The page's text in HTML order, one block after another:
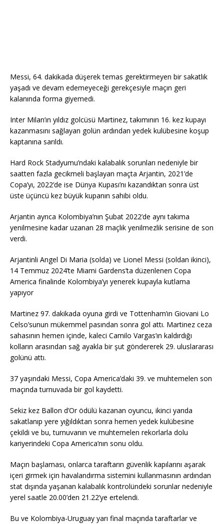
Messi, 64. dakikada düşerek temas gerektirmeyen bir sakatlık
yaşadı ve devam edemeyeceği gerekçesiyle maçın geri
kalanında forma giyemedi.
Inter Milan’ın yıldız golcüsü Martinez, takımının 16. kez kupayı
kazanmasını sağlayan golün ardından yedek kulübesine koşup
kaptanına sarıldı.
Hard Rock Stadyumu’ndaki kalabalık sorunları nedeniyle bir
saatten fazla gecikmeli başlayan maçta Arjantin, 2021’de
Copa’yı, 2022’de ise Dünya Kupası’nı kazandıktan sonra üst
üste üçüncü kez büyük kupanın sahibi oldu.
Arjantin ayrıca Kolombiya’nın Şubat 2022’de aynı takıma
yenilmesine kadar uzanan 28 maçlık yenilmezlik serisine de son
verdi.
Arjantinli Angel Di Maria (solda) ve Lionel Messi (soldan ikinci),
14 Temmuz 2024’te Miami Gardens’ta düzenlenen Copa
America finalinde Kolombiya’yı yenerek kupayla kutlama
yapıyor
Martinez 97. dakikada oyuna girdi ve Tottenham’ın Giovani Lo
Celso’sunun mükemmel pasından sonra gol attı. Martinez ceza
sahasının hemen içinde, kaleci Camilo Vargas’ın kaldırdığı
kolların arasından sağ ayakla bir şut göndererek 29. uluslararası
golünü attı.
37 yaşındaki Messi, Copa America’daki 39. ve muhtemelen son
maçında turnuvada bir gol kaydetti.
Sekiz kez Ballon d’Or ödülü kazanan oyuncu, ikinci yarıda
sakatlanıp yere yığıldıktan sonra hemen yedek kulübesine
çekildi ve bu, turnuvanın ve muhtemelen rekorlarla dolu
kariyerindeki Copa America’nın sonu oldu.
Maçın başlaması, onlarca taraftarın güvenlik kapılarını aşarak
içeri girmek için havalandırma sistemini kullanmasının ardından
stat dışında yaşanan kalabalık kontrolündeki sorunlar nedeniyle
yerel saatle 20.00’den 21.22’ye ertelendi.
Bu ve Kolombiya-Uruguay yarı final maçında taraftarlar ve